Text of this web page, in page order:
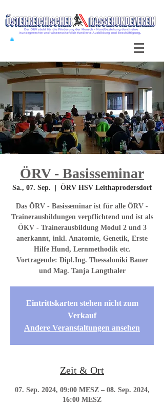
ÖRV - Basisseminar
Sa., 07. Sep. ÖRV HSV Leithaprodersdorf
Das ÖRV - Basisseminar ist für alle ÖRV -
Trainerausbildungen verpflichtend und ist als
ÖKV - Trainerausbildung Modul 2 und 3
anerkannt, inkl. Anatomie, Genetik, Erste
Hilfe Hund, Lernmethodik etc.
Vortragende: Dipl.Ing. Thessaloniki Bauer
und Mag. Tanja Langthaler
Eintrittskarten stehen nicht zum
Verkauf
Andere Veranstaltungen ansehen
Zeit & Ort
07. Sep. 2024, 09:00 MESZ – 08. Sep. 2024,
16:00 MESZ